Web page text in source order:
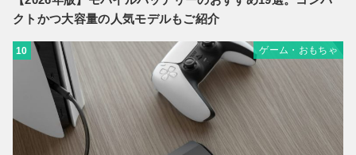
クトかつ大容量の人気モデルもご紹介
10 ゲーム・おもちゃ